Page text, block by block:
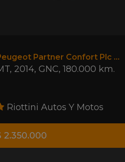
Peugeot Partner Confort Plc 1.4 Gnc
, 2014, GNC, 180.000 km.
Riottini Autos Y Motos
2.350.000